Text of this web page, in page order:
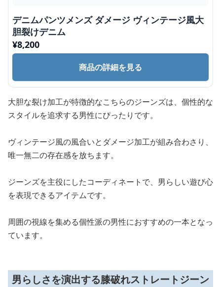
デニムパンツメンズ ダメージ ヴィンテージ風大
胆裂けデニム
¥8,200
商品の詳細を見る
大胆な裂け加工が特徴的なこちらのジーンズは、個性的な
スタイルを追求する男性にぴったりです。
ヴィンテージ風の風合いとダメージ加工が組み合わさり、
唯一無二の存在感を放ちます。
ジーンズを主役にしたコーディネートで、男らしい遊び心
を表現できるアイテムです。
周囲の視線を集める個性派の男性におすすめの一本となっ
ています。
男らしさを演出する膝破れストレートジーン